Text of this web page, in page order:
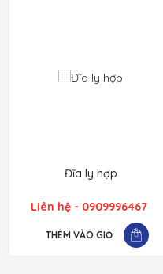
Đĩa ly hợp
Liên hệ - 0909996467
THÊM VÀO GIỎ